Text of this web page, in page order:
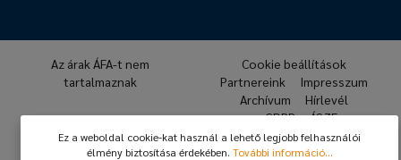
© 2026 Hafner Pneumatika
Az árak ÁFA-t nem
tartalmaznak
Cookie beállítások
Partnereink
Impresszum
Archívum
Hírlevél
GDPR
ÁSZF
Ez a weboldal cookie-kat használ a lehető legjobb felhasználói
élmény biztosítása érdekében. További információ...